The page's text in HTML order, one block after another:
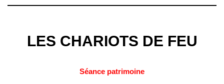
LES CHARIOTS DE FEU
Séance patrimoine